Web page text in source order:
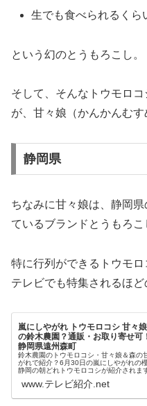
生でも食べられるくら
という幻のとうもろこし。
そして、そんなトウモロ
が、甘々娘（かんかんむす
静岡県
ちなみに甘々娘は、静岡
ているブランドとうもろこ
特に行列ができるトウモロ
テレビでも特集されるほど
嵐にしやがれ トウモロコシ 甘々
の鈴木農園？通販・お取り寄せ可
静岡県遠州森町
鈴木農園のトウモロコシ・甘々娘＆森の
がれで紹介？6月30日の嵐にしやがれの
静岡の朝どれトウモロコシが紹介され
名な、行列のできる農家・鈴木農...
www.テレビ紹介.net